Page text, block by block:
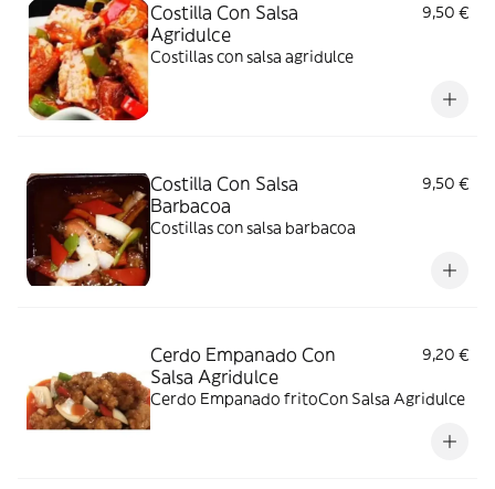
Costilla Con Salsa
Agridulce
9,50 €
Costillas con salsa agridulce
Costilla Con Salsa
Barbacoa
9,50 €
Costillas con salsa barbacoa
Cerdo Empanado Con
Salsa Agridulce
9,20 €
Cerdo Empanado fritoCon Salsa Agridulce